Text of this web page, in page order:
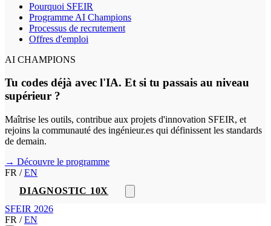
Pourquoi SFEIR
Programme AI Champions
Processus de recrutement
Offres d'emploi
AI CHAMPIONS
Tu codes déjà avec l'IA. Et si tu passais au niveau
supérieur ?
Maîtrise les outils, contribue aux projets d'innovation SFEIR, et
rejoins la communauté des ingénieur.es qui définissent les standards
de demain.
→ Découvre le programme
FR / EN
DIAGNOSTIC 10X
SFEIR 2026
FR / EN